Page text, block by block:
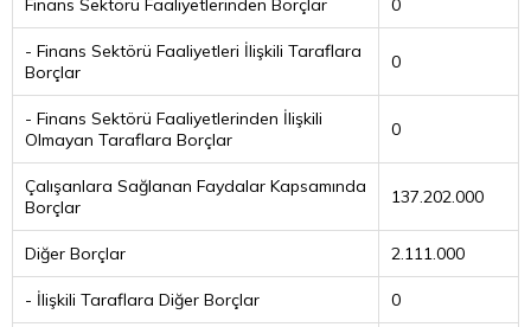
Finans Sektörü Faaliyetlerinden Borçlar 0
- Finans Sektörü Faaliyetleri İlişkili Taraflara
Borçlar
0
- Finans Sektörü Faaliyetlerinden İlişkili
Olmayan Taraflara Borçlar
0
Çalışanlara Sağlanan Faydalar Kapsamında
Borçlar
137.202.000
Diğer Borçlar 2.111.000
- İlişkili Taraflara Diğer Borçlar 0